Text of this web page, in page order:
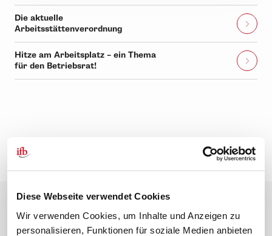
Diese Webseite verwendet Cookies
Wir verwenden Cookies, um Inhalte und Anzeigen zu
personalisieren, Funktionen für soziale Medien anbieten
Die aktuelle
Arbeitsstättenverordnung
Hitze am Arbeitsplatz – ein Thema
für den Betriebsrat!